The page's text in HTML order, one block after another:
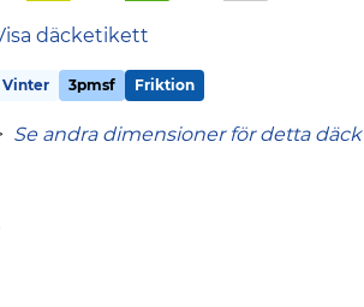
däcketikett
Vinter 3pmsf Friktion
Se andra dimensioner för detta däck